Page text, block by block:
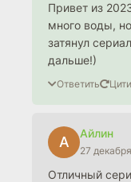
Привет из
много воды,
затянул
дальше!)
Ответить
А
Айлин
27
Отличный